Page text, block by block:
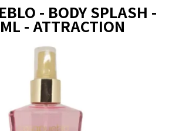
- BODY SPLASH -
- ATTRACTION